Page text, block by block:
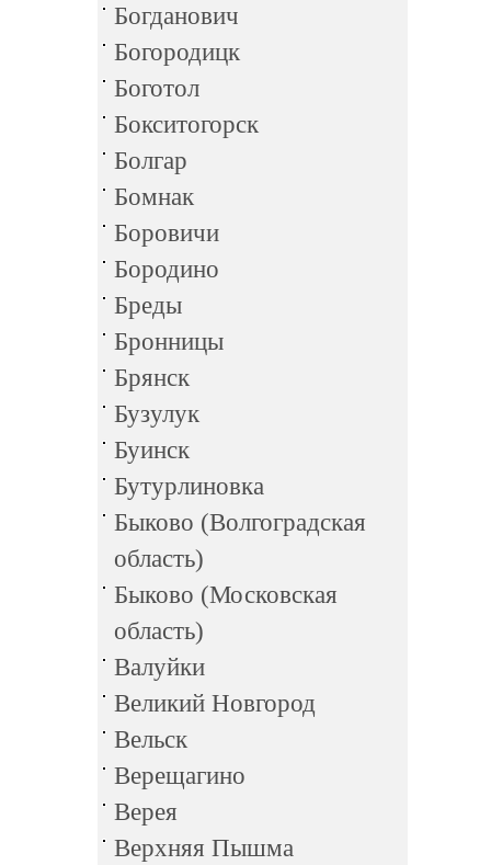
Богданович
Богородицк
Боготол
Бокситогорск
Болгар
Бомнак
Боровичи
Бородино
Бреды
Бронницы
Брянск
Бузулук
Буинск
Бутурлиновка
Быково (Волгоградская
область)
Быково (Московская
область)
Валуйки
Великий Новгород
Вельск
Верещагино
Верея
Верхняя Пышма